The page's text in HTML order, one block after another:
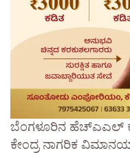
ಬೆಂಗಳೂರಿನ ಹೆಚ್‌ಎಎಲ್
ಕೇಂದ್ರ ನಾಗರಿಕ